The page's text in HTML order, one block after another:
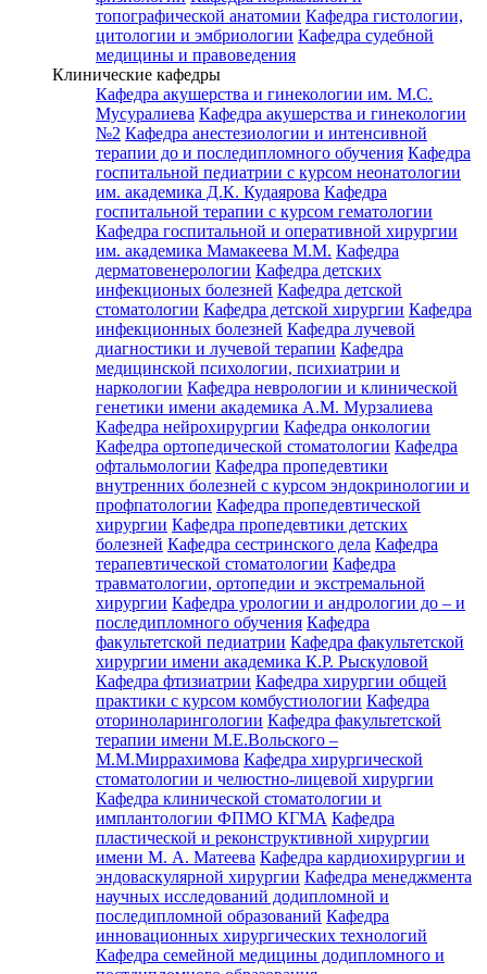
топографической анатомии Кафедра гистологии,
цитологии и эмбриологии Кафедра судебной
медицины и правоведения
Клинические кафедры
Кафедра акушерства и гинекологии им. М.С.
Мусуралиева Кафедра акушерства и гинекологии
№2 Кафедра анестезиологии и интенсивной
терапии до и последипломного обучения Кафедра
госпитальной педиатрии с курсом неонатологии
им. академика Д.К. Кудаярова Кафедра
госпитальной терапии с курсом гематологии
Кафедра госпитальной и оперативной хирургии
им. академика Мамакеева М.М. Кафедра
дерматовенерологии Кафедра детских
инфекционых болезней Кафедра детской
стоматологии Кафедра детской хирургии Кафедра
инфекционных болезней Кафедра лучевой
диагностики и лучевой терапии Кафедра
медицинской психологии, психиатрии и
наркологии Кафедра неврологии и клинической
генетики имени академика А.М. Мурзалиева
Кафедра нейрохирургии Кафедра онкологии
Кафедра ортопедической стоматологии Кафедра
офтальмологии Кафедра пропедевтики
внутренних болезней с курсом эндокринологии и
профпатологии Кафедра пропедевтической
хирургии Кафедра пропедевтики детских
болезней Кафедра сестринского дела Кафедра
терапевтической стоматологии Кафедра
травматологии, ортопедии и экстремальной
хирургии Кафедра урологии и андрологии до – и
последипломного обучения Кафедра
факультетской педиатрии Кафедра факультетской
хирургии имени академика К.Р. Рыскуловой
Кафедра фтизиатрии Кафедра хирургии общей
практики с курсом комбустиологии Кафедра
оториноларингологии Кафедра факультетской
терапии имени М.Е.Вольского –
М.М.Миррахимова Кафедра хирургической
стоматологии и челюстно-лицевой хирургии
Кафедра клинической стоматологии и
имплантологии ФПМО КГМА Кафедра
пластической и реконструктивной хирургии
имени М. А. Матеева Кафедра кардиохирургии и
эндоваскулярной хирургии Кафедра менеджмента
научных исследований додипломной и
последипломной образований Кафедра
инновационных хирургических технологий
Кафедра семейной медицины додипломного и